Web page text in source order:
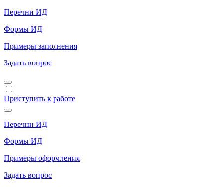
Перечни ИД
Формы ИД
Примеры заполнения
Задать вопрос
Приступить к работе
Перечни ИД
Формы ИД
Примеры оформления
Задать вопрос